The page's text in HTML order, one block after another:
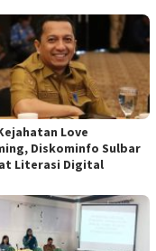
Love
Diskominfo Sulbar
Literasi Digital